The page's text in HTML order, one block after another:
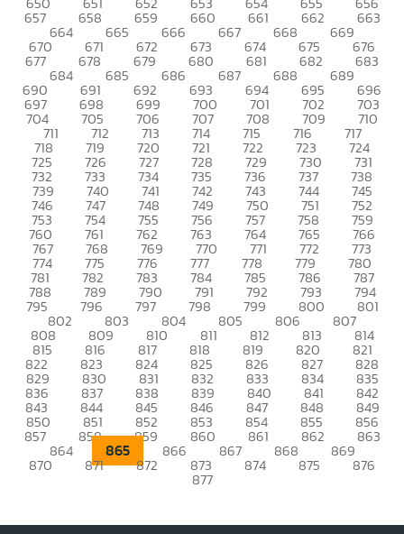
657 658 659 660 661 662 663
664 665 666 667 668 669
670 671 672 673 674 675 676
677 678 679 680 681 682 683
684 685 686 687 688 689
690 691 692 693 694 695 696
697 698 699 700 701 702 703
704 705 706 707 708 709 710
711 712 713 714 715 716 717
718 719 720 721 722 723 724
725 726 727 728 729 730 731
732 733 734 735 736 737 738
739 740 741 742 743 744 745
746 747 748 749 750 751 752
753 754 755 756 757 758 759
760 761 762 763 764 765 766
767 768 769 770 771 772 773
774 775 776 777 778 779 780
781 782 783 784 785 786 787
788 789 790 791 792 793 794
795 796 797 798 799 800 801
802 803 804 805 806 807
808 809 810 811 812 813 814
815 816 817 818 819 820 821
822 823 824 825 826 827 828
829 830 831 832 833 834 835
836 837 838 839 840 841 842
843 844 845 846 847 848 849
850 851 852 853 854 855 856
857 858 859 860 861 862 863
864 865 866 867 868 869
870 871 872 873 874 875 876
877